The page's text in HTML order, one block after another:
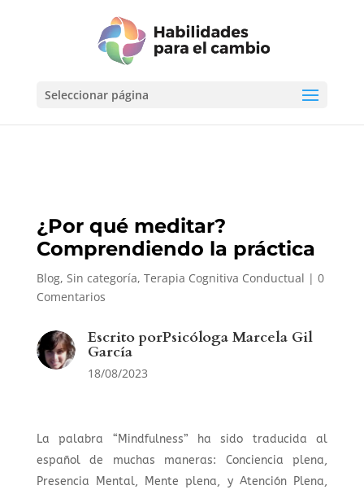
Seleccionar página
¿Por qué meditar?
Comprendiendo la práctica
Blog, Sin categoría, Terapia Cognitiva Conductual | 0
Comentarios
Escrito porPsicóloga Marcela Gil
García
18/08/2023
La palabra “Mindfulness” ha sido traducida al
español de muchas maneras: Conciencia plena,
Presencia Mental, Mente plena, y Atención Plena,